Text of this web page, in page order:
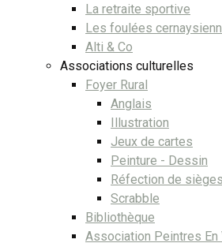
La retraite sportive
Les foulées
Alti & Co
Associations culturelles
Foyer Rural
Anglais
Illustration
Jeux de cartes
Peinture - Dessin
Réfection de sièges
Scrabble
Bibliothèque
Association Peintres En